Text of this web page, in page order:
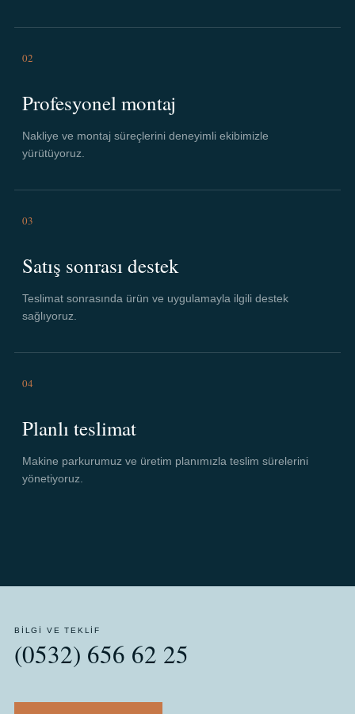
02
Profesyonel montaj
Nakliye ve montaj süreçlerini deneyimli ekibimizle
yürütüyoruz.
03
Satış sonrası destek
Teslimat sonrasında ürün ve uygulamayla ilgili destek
sağlıyoruz.
04
Planlı teslimat
Makine parkurumuz ve üretim planımızla teslim sürelerini
yönetiyoruz.
BILGI VE TEKLIF
(0532) 656 62 25